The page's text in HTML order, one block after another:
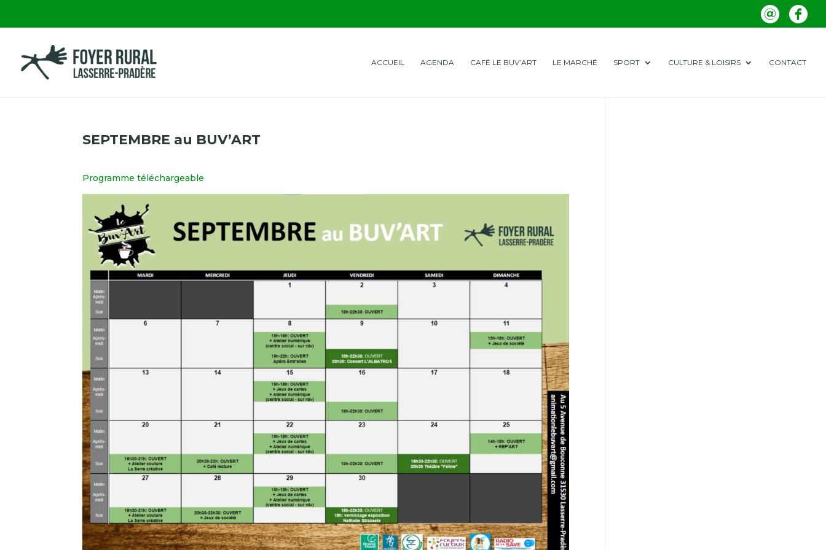
ACCUEIL AGENDA CAFÉ LE BUV’ART LE MARCHÉ SPORT CULTURE & LOISIRS CONTACT
SEPTEMBRE au BUV’ART
Programme téléchargeable